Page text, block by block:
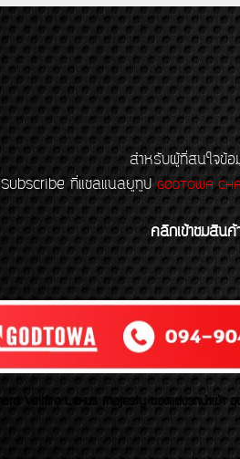
สำหรับผู้ที่สนใจข้อ
ที่แชลแนลยูทูปGODTOWA
คลิกเข้าชมสินค้
Vellfire Lexus Majesty ของเเต่งรถนำเข้า